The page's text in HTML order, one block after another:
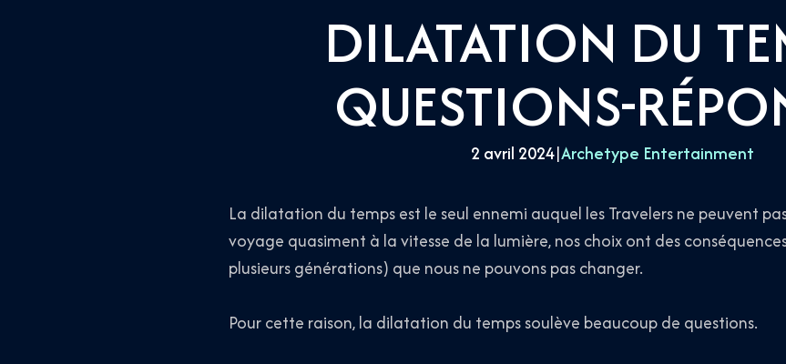
DILATATION DU
QUESTIONS-
2 avril 2024|Archetype Entertainment
La dilatation du temps est le seul ennemi auquel les Travelers ne peuvent
voyage quasiment à la vitesse de la lumière, nos choix ont des
plusieurs générations) que nous ne pouvons pas changer.
Pour cette raison, la dilatation du temps soulève beaucoup de questions.